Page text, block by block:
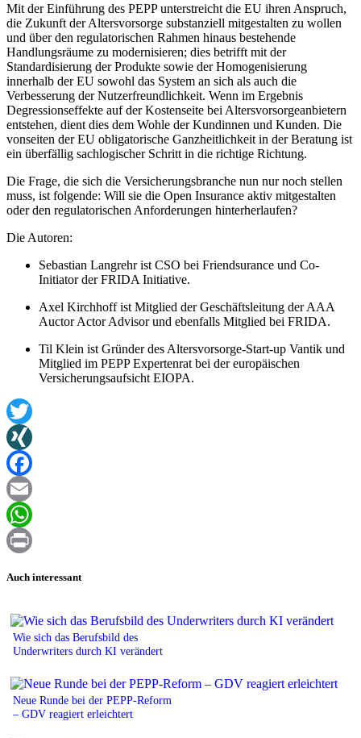
Mit der Einführung des PEPP unterstreicht die EU ihren Anspruch,
die Zukunft der Altersvorsorge substanziell mitgestalten zu wollen
und über den regulatorischen Rahmen hinaus bestehende
Handlungsräume zu modernisieren; dies betrifft mit der
Standardisierung der Produkte sowie der Homogenisierung
innerhalb der EU sowohl das System an sich als auch die
Verbesserung der Nutzerfreundlichkeit. Wenn im Ergebnis
Degressionseffekte auf der Kostenseite bei Altersvorsorgeanbietern
entstehen, dient dies dem Wohle der Kundinnen und Kunden. Die
vonseiten der EU obligatorische Ganzheitlichkeit in der Beratung ist
ein überfällig sachlogischer Schritt in die richtige Richtung.
Die Frage, die sich die Versicherungsbranche nun nur noch stellen
muss, ist folgende: Will sie die Open Insurance aktiv mitgestalten
oder den regulatorischen Anforderungen hinterherlaufen?
Die Autoren:
Sebastian Langrehr ist CSO bei Friendsurance und Co-
Initiator der FRIDA Initiative.
Axel Kirchhoff ist Mitglied der Geschäftsleitung der AAA
Auctor Actor Advisor und ebenfalls Mitglied bei FRIDA.
Til Klein ist Gründer des Altersvorsorge-Start-up Vantik und
Mitglied im PEPP Expertenrat bei der europäischen
Versicherungsaufsicht EIOPA.
Twitter
XING
Facebook
Email
WhatsApp
Auch interessant
Wie sich das Berufsbild des
Underwriters durch KI verändert
Neue Runde bei der PEPP-Reform
– GDV reagiert erleichtert